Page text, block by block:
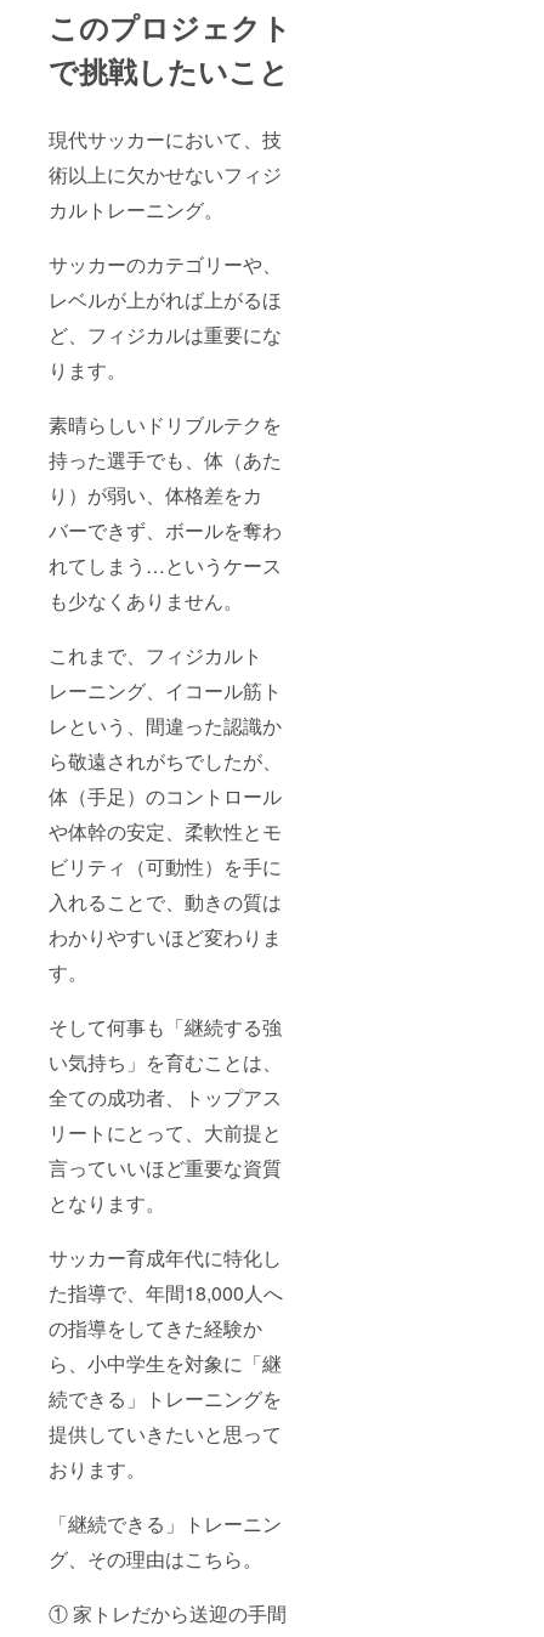
このプロジェクト
で挑戦したいこと
現代サッカーにおいて、技
術以上に欠かせないフィジ
カルトレーニング。
サッカーのカテゴリーや、
レベルが上がれば上がるほ
ど、フィジカルは重要にな
ります。
素晴らしいドリブルテクを
持った選手でも、体（あた
り）が弱い、体格差をカ
バーできず、ボールを奪わ
れてしまう…というケース
も少なくありません。
これまで、フィジカルト
レーニング、イコール筋ト
レという、間違った認識か
ら敬遠されがちでしたが、
体（手足）のコントロール
や体幹の安定、柔軟性とモ
ビリティ（可動性）を手に
入れることで、動きの質は
わかりやすいほど変わりま
す。
そして何事も「継続する強
い気持ち」を育むことは、
全ての成功者、トップアス
リートにとって、大前提と
言っていいほど重要な資質
となります。
サッカー育成年代に特化し
た指導で、年間18,000人へ
の指導をしてきた経験か
ら、小中学生を対象に「継
続できる」トレーニングを
提供していきたいと思って
おります。
「継続できる」トレーニン
グ、その理由はこちら。
① 家トレだから送迎の手間